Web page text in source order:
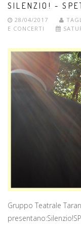
SILENZIO! -
28/04/2017
E CONCERTI
Gruppo Teatrale